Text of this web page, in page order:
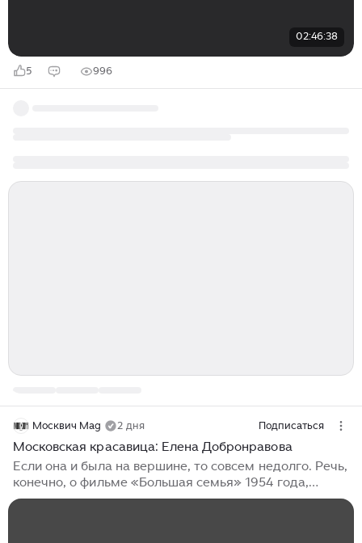
02:46:38
5 996
Москвич Mag 2 дня Подписаться
Московская красавица: Елена Добронравова
Если она и была на вершине, то совсем недолго. Речь,
конечно, о фильме «Большая семья» 1954 года,
который не только полюбился зрителям, но и получил